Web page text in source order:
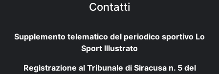
Contatti
Supplemento telematico del periodico sportivo Lo
Sport Illustrato
Registrazione al Tribunale di Siracusa n. 5 del